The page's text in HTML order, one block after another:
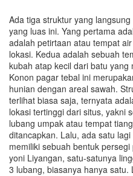
Ada tiga struktur yang
yang luas ini. Yang pertama
adalah petirtaan atau tempat
lokasi. Kedua adalah sebuah
kubah atap kecil dari batu yang
Konon pagar tebal ini
hunian dengan areal sawah.
terlihat biasa saja, ternyata
lokasi tertinggi dari situs, yakni
lubang umpak atau tempat
ditancapkan. Lalu, ada satu
memiliki sebuah bentuk
yoni Liyangan, satu-satunya
3 lubang, biasanya hanya satu.